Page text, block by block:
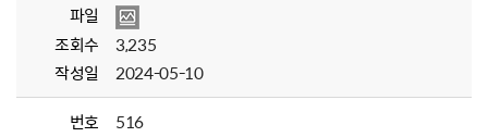
파일
조회수
3,235
작성일
2024-05-10
번호
516